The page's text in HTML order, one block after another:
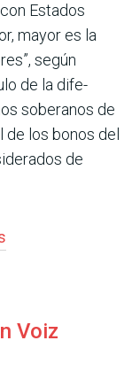
Estados
mayor es la
según
de la dife­
soberanos de
los bonos del
de
Voiz